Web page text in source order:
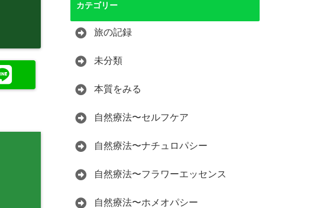
カテゴリー
旅の記録
未分類
本質をみる
自然療法〜セルフケア
自然療法〜ナチュロパシー
自然療法〜フラワーエッセンス
自然療法〜ホメオパシー